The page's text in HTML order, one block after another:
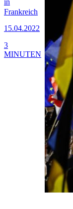
in
Frankreich
15.04.2022
3
MINUTEN